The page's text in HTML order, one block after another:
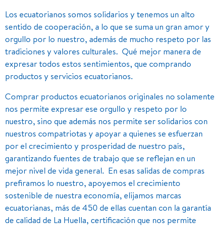
Los ecuatorianos somos solidarios y tenemos un alto
sentido de cooperación, a lo que se suma un gran amor y
orgullo por lo nuestro, además de mucho respeto por las
tradiciones y valores culturales. Qué mejor manera de
expresar todos estos sentimientos, que comprando
productos y servicios ecuatorianos.
Comprar productos ecuatorianos originales no solamente
nos permite expresar ese orgullo y respeto por lo
nuestro, sino que además nos permite ser solidarios con
nuestros compatriotas y apoyar a quienes se esfuerzan
por el crecimiento y prosperidad de nuestro país,
garantizando fuentes de trabajo que se reflejan en un
mejor nivel de vida general. En esas salidas de compras
prefiramos lo nuestro, apoyemos el crecimiento
sostenible de nuestra economía, elijamos marcas
ecuatorianas, más de 450 de ellas cuentan con la garantía
de calidad de La Huella, certificación que nos permite